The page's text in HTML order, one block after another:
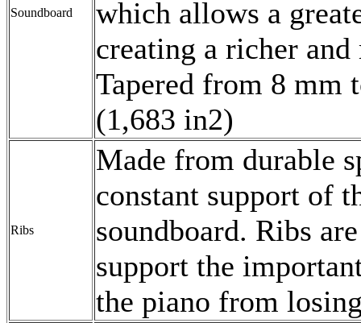
Soundboard
which allows a
creating a richer
Tapered from 8 mm
(1,683 in2)
Ribs
Made from durable
constant support of
soundboard. Ribs
support the
the piano from